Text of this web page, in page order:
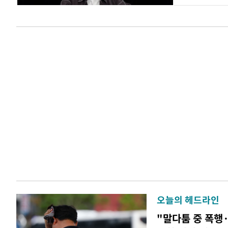
오늘의 헤드라인
"말다툼 중 폭행